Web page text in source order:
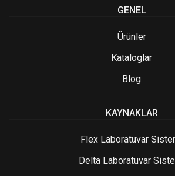
GENEL
Ürünler
Kataloglar
Blog
KAYNAKLAR
Flex Laboratuvar
Delta Laboratuvar